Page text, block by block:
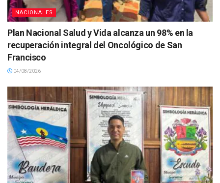
NACIONALES
Plan Nacional Salud y Vida alcanza un 98% en la
recuperación integral del Oncológico de San
Francisco
04/08/2026